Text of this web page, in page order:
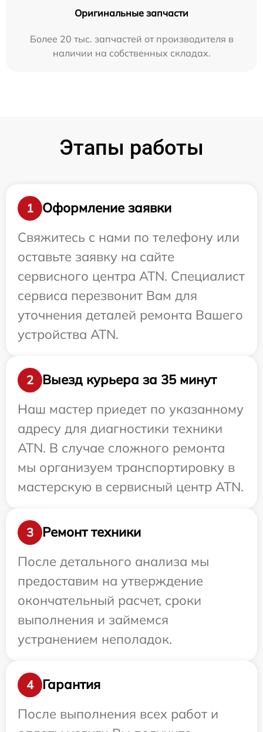
Оригинальные запчасти
Более 20 тыс. запчастей от производителя в
наличии на собственных складах.
Этапы работы
1
Оформление заявки
Свяжитесь с нами по телефону или
оставьте заявку на сайте
сервисного центра ATN. Специалист
сервиса перезвонит Вам для
уточнения деталей ремонта Вашего
устройства ATN.
2
Выезд курьера за 35 минут
Наш мастер приедет по указанному
адресу для диагностики техники
ATN. В случае сложного ремонта
мы организуем транспортировку в
мастерскую в сервисный центр ATN.
3
Ремонт техники
После детального анализа мы
предоставим на утверждение
окончательный расчет, сроки
выполнения и займемся
устранением неполадок.
4
Гарантия
После выполнения всех работ и